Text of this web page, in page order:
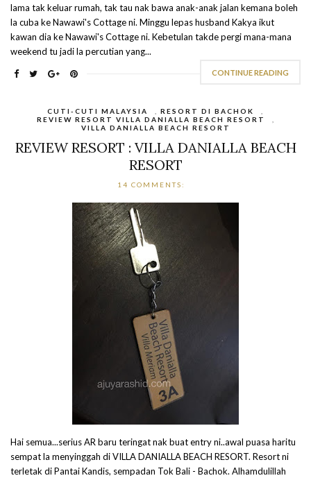
lama tak keluar rumah, tak tau nak bawa anak-anak jalan kemana boleh
la cuba ke Nawawi's Cottage ni. Minggu lepas husband Kakya ikut
kawan dia ke Nawawi's Cottage ni. Kebetulan takde pergi mana-mana
weekend tu jadi la percutian yang...
CONTINUE READING
CUTI-CUTI MALAYSIA RESORT DI BACHOK
REVIEW RESORT VILLA DANIALLA BEACH RESORT
VILLA DANIALLA BEACH RESORT
REVIEW RESORT : VILLA DANIALLA BEACH
RESORT
14 COMMENTS:
Hai semua...serius AR baru teringat nak buat entry ni..awal puasa haritu
sempat la menyinggah di VILLA DANIALLA BEACH RESORT. Resort ni
terletak di Pantai Kandis, sempadan Tok Bali - Bachok. Alhamdulillah